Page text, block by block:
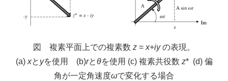
図 複素平面上での複素数 z = x+iyの表現。
(a) xと yを使用 (b)rとθを使用 (c) 複素共役数 z* (d) 偏
角が一定角速度ωで変化する場合